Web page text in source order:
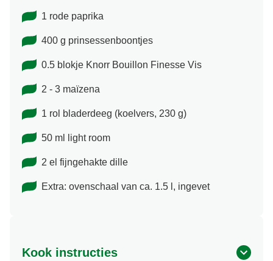
1 rode paprika
400 g prinsessenboontjes
0.5 blokje Knorr Bouillon Finesse Vis
2 - 3 maïzena
1 rol bladerdeeg (koelvers, 230 g)
50 ml light room
2 el fijngehakte dille
Extra: ovenschaal van ca. 1.5 l, ingevet
Kook instructies